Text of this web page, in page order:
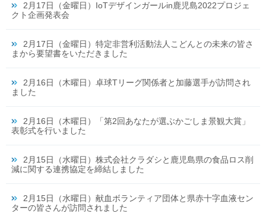
2月17日（金曜日）IoTデザインガールin鹿児島2022プロジェ
クト企画発表会
2月17日（金曜日）特定非営利活動法人こどんとの未来の皆さ
まから要望書をいただきました
2月16日（木曜日）卓球Tリーグ関係者と加藤選手が訪問され
ました
2月16日（木曜日）「第2回あなたが選ぶかごしま景観大賞」
表彰式を行いました
2月15日（水曜日）株式会社クラダシと鹿児島県の食品ロス削
減に関する連携協定を締結しました
2月15日（水曜日）献血ボランティア団体と県赤十字血液セン
ターの皆さんが訪問されました